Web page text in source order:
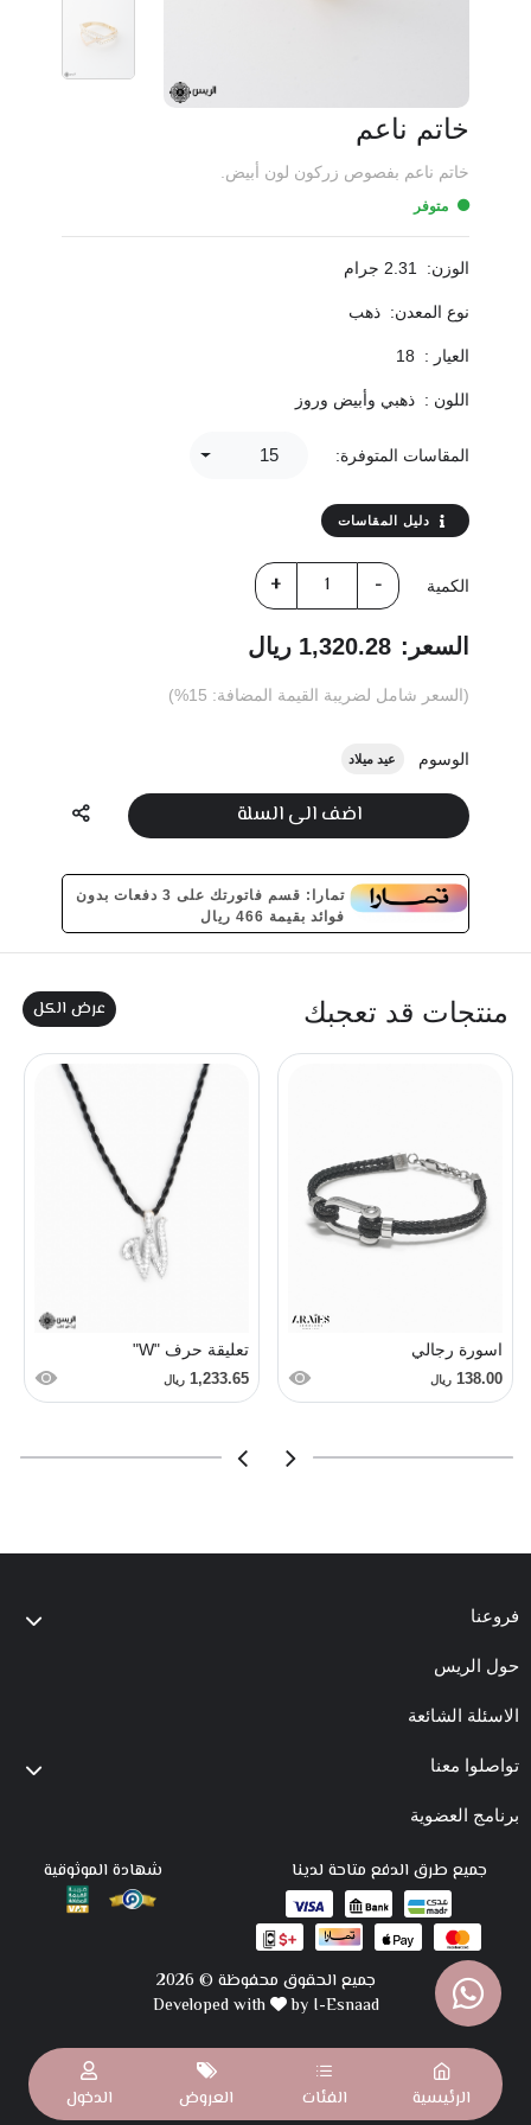
خاتم ناعم
خاتم ناعم بفصوص زركون لون أبيض.
متوفر
الوزن: 2.31 جرام
نوع المعدن: ذهب
العيار : 18
اللون : ذهبي وأبيض وروز
المقاسات المتوفرة: 15
دليل المقاسات
الكمية
السعر: 1,320.28 ريال
(السعر شامل لضريبة القيمة المضافة: 15%)
الوسوم عيد ميلاد
اضف الى السلة
تمارا: قسم فاتورتك على 3 دفعات بدون
فوائد بقيمة 466 ريال
منتجات قد تعجبك عرض الكل
اسورة رجالي
138.00 ريال
تعليقة حرف "W"
1,233.65 ريال
فروعنا
حول الريس
الاسئلة الشائعة
تواصلوا معنا
برنامج العضوية
جميع طرق الدفع متاحة لدينا شهادة الموثوقية
جميع الحقوق محفوظة © 2026
Developed with
by I-Esnaad
الرئيسية الفئات العروض الدخول